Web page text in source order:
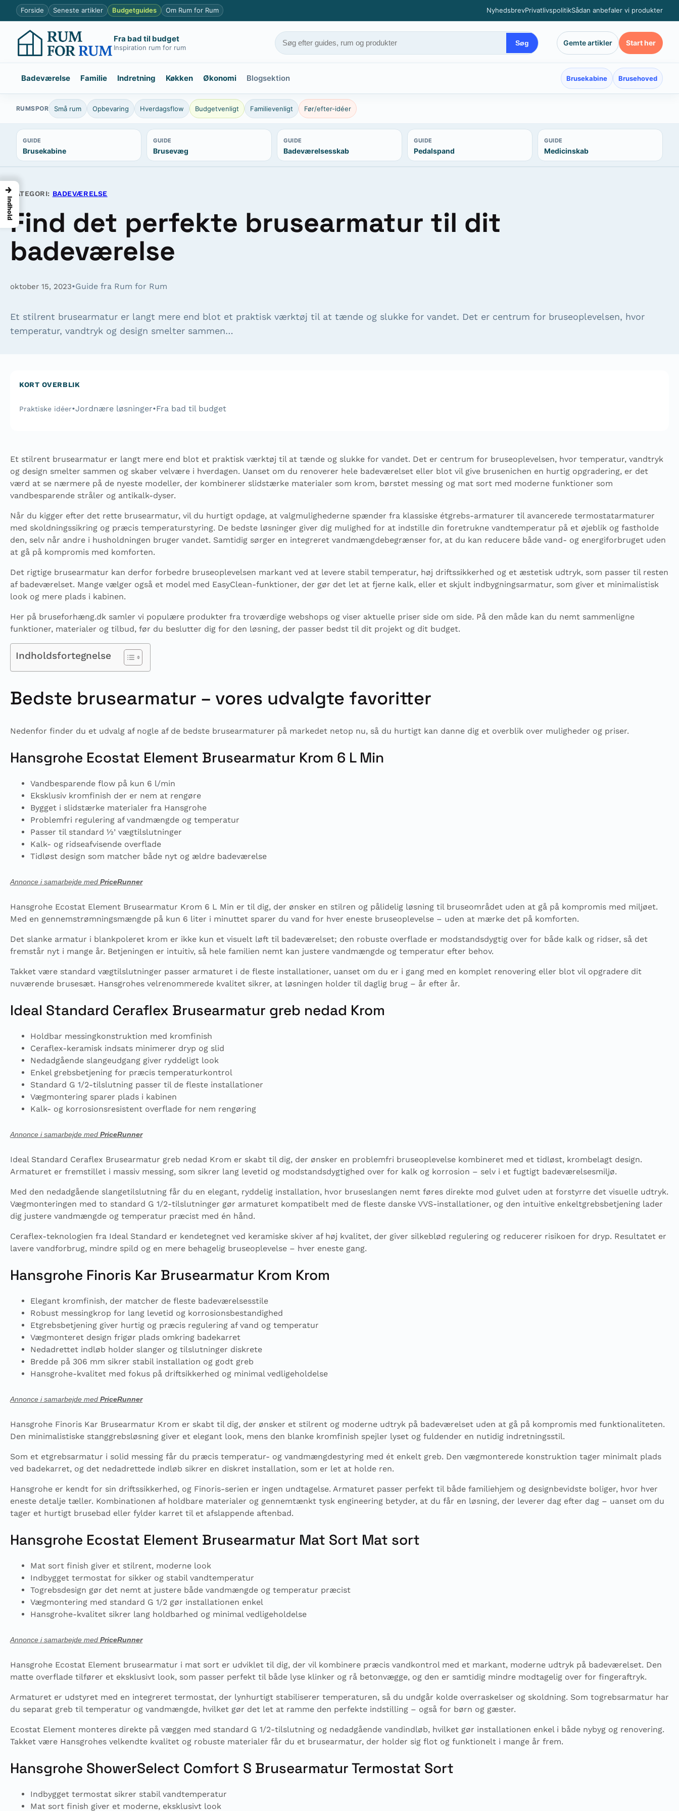
Spring
indhold
Forside Seneste artikler Budgetguides Om Rum for Rum NyhedsbrevPrivatlivspolitikSådan anbefaler vi produkter
Fra bad til budget
Inspiration rum for rum
Søg Gemte artikler Start her
Badeværelse Familie Indretning Køkken Økonomi Blogsektion Brusekabine Brusehoved
RUMSPOR Små rum Opbevaring Hverdagsflow Budgetvenligt Familievenligt Før/efter-idéer
GUIDE
Brusekabine
GUIDE
Brusevæg
GUIDE
Badeværelsesskab
GUIDE
Pedalspand
GUIDE
Medicinskab
KATEGORI: BADEVÆRELSE
Find det perfekte brusearmatur til dit
badeværelse
oktober 15, 2023•Guide fra Rum for Rum
Et stilrent brusearmatur er langt mere end blot et praktisk værktøj til at tænde og slukke for vandet. Det er centrum for bruseoplevelsen, hvor
temperatur, vandtryk og design smelter sammen…
KORT OVERBLIK
Praktiske idéer•Jordnære løsninger•Fra bad til budget
Et stilrent brusearmatur er langt mere end blot et praktisk værktøj til at tænde og slukke for vandet. Det er centrum for bruseoplevelsen, hvor temperatur, vandtryk
og design smelter sammen og skaber velvære i hverdagen. Uanset om du renoverer hele badeværelset eller blot vil give brusenichen en hurtig opgradering, er det
værd at se nærmere på de nyeste modeller, der kombinerer slidstærke materialer som krom, børstet messing og mat sort med moderne funktioner som
vandbesparende stråler og antikalk-dyser.
Når du kigger efter det rette brusearmatur, vil du hurtigt opdage, at valgmulighederne spænder fra klassiske étgrebs-armaturer til avancerede termostatarmaturer
med skoldningssikring og præcis temperaturstyring. De bedste løsninger giver dig mulighed for at indstille din foretrukne vandtemperatur på et øjeblik og fastholde
den, selv når andre i husholdningen bruger vandet. Samtidig sørger en integreret vandmængdebegrænser for, at du kan reducere både vand- og energiforbruget uden
at gå på kompromis med komforten.
Det rigtige brusearmatur kan derfor forbedre bruseoplevelsen markant ved at levere stabil temperatur, høj driftssikkerhed og et æstetisk udtryk, som passer til resten
af badeværelset. Mange vælger også et model med EasyClean-funktioner, der gør det let at fjerne kalk, eller et skjult indbygningsarmatur, som giver et minimalistisk
look og mere plads i kabinen.
Her på bruseforhæng.dk samler vi populære produkter fra troværdige webshops og viser aktuelle priser side om side. På den måde kan du nemt sammenligne
funktioner, materialer og tilbud, før du beslutter dig for den løsning, der passer bedst til dit projekt og dit budget.
Indholdsfortegnelse
Bedste brusearmatur – vores udvalgte favoritter
Nedenfor finder du et udvalg af nogle af de bedste brusearmaturer på markedet netop nu, så du hurtigt kan danne dig et overblik over muligheder og priser.
Hansgrohe Ecostat Element Brusearmatur Krom 6 L Min
Vandbesparende flow på kun 6 l/min
Eksklusiv kromfinish der er nem at rengøre
Bygget i slidstærke materialer fra Hansgrohe
Problemfri regulering af vandmængde og temperatur
Passer til standard ½’ vægtilslutninger
Kalk- og ridseafvisende overflade
Tidløst design som matcher både nyt og ældre badeværelse
Annonce i samarbejde med PriceRunner
Hansgrohe Ecostat Element Brusearmatur Krom 6 L Min er til dig, der ønsker en stilren og pålidelig løsning til bruseområdet uden at gå på kompromis med miljøet.
Med en gennemstrømningsmængde på kun 6 liter i minuttet sparer du vand for hver eneste bruseoplevelse – uden at mærke det på komforten.
Det slanke armatur i blankpoleret krom er ikke kun et visuelt løft til badeværelset; den robuste overflade er modstandsdygtig over for både kalk og ridser, så det
fremstår nyt i mange år. Betjeningen er intuitiv, så hele familien nemt kan justere vandmængde og temperatur efter behov.
Takket være standard vægtilslutninger passer armaturet i de fleste installationer, uanset om du er i gang med en komplet renovering eller blot vil opgradere dit
nuværende brusesæt. Hansgrohes velrenommerede kvalitet sikrer, at løsningen holder til daglig brug – år efter år.
Ideal Standard Ceraflex Brusearmatur greb nedad Krom
Holdbar messingkonstruktion med kromfinish
Ceraflex-keramisk indsats minimerer dryp og slid
Nedadgående slangeudgang giver ryddeligt look
Enkel grebsbetjening for præcis temperaturkontrol
Standard G 1/2-tilslutning passer til de fleste installationer
Vægmontering sparer plads i kabinen
Kalk- og korrosionsresistent overflade for nem rengøring
Annonce i samarbejde med PriceRunner
Ideal Standard Ceraflex Brusearmatur greb nedad Krom er skabt til dig, der ønsker en problemfri bruseoplevelse kombineret med et tidløst, krombelagt design.
Armaturet er fremstillet i massiv messing, som sikrer lang levetid og modstandsdygtighed over for kalk og korrosion – selv i et fugtigt badeværelsesmiljø.
Med den nedadgående slange­tilslutning får du en elegant, ryddelig installation, hvor bruseslangen nemt føres direkte mod gulvet uden at forstyrre det visuelle udtryk.
Vægmonteringen med to standard G 1/2-tilslutninger gør armaturet kompatibelt med de fleste danske VVS-installationer, og den intuitive enkeltgrebsbetjening lader
dig justere vandmængde og temperatur præcist med én hånd.
Ceraflex-teknologien fra Ideal Standard er kendetegnet ved keramiske skiver af høj kvalitet, der giver silkeblød regulering og reducerer risikoen for dryp. Resultatet er
lavere vandforbrug, mindre spild og en mere behagelig bruseoplevelse – hver eneste gang.
Hansgrohe Finoris Kar Brusearmatur Krom Krom
Elegant kromfinish, der matcher de fleste badeværelsesstile
Robust messingkrop for lang levetid og korrosionsbestandighed
Etgrebsbetjening giver hurtig og præcis regulering af vand og temperatur
Vægmonteret design frigør plads omkring badekarret
Nedadrettet indløb holder slanger og tilslutninger diskrete
Bredde på 306 mm sikrer stabil installation og godt greb
Hansgrohe-kvalitet med fokus på driftsikkerhed og minimal vedligeholdelse
Annonce i samarbejde med PriceRunner
Hansgrohe Finoris Kar Brusearmatur Krom er skabt til dig, der ønsker et stilrent og moderne udtryk på badeværelset uden at gå på kompromis med funktionaliteten.
Den minimalistiske stanggrebsløsning giver et elegant look, mens den blanke kromfinish spejler lyset og fuldender en nutidig indretningsstil.
Som et etgrebsarmatur i solid messing får du præcis temperatur- og vandmængdestyring med ét enkelt greb. Den vægmonterede konstruktion tager minimalt plads
ved badekarret, og det nedadrettede indløb sikrer en diskret installation, som er let at holde ren.
Hansgrohe er kendt for sin driftssikkerhed, og Finoris-serien er ingen undtagelse. Armaturet passer perfekt til både familiehjem og designbevidste boliger, hvor hver
eneste detalje tæller. Kombinationen af holdbare materialer og gennemtænkt tysk engineering betyder, at du får en løsning, der leverer dag efter dag – uanset om du
tager et hurtigt brusebad eller fylder karret til et afslappende aftenbad.
Hansgrohe Ecostat Element Brusearmatur Mat Sort Mat sort
Mat sort finish giver et stilrent, moderne look
Indbygget termostat for sikker og stabil vandtemperatur
Togrebsdesign gør det nemt at justere både vandmængde og temperatur præcist
Vægmontering med standard G 1/2 gør installationen enkel
Hansgrohe-kvalitet sikrer lang holdbarhed og minimal vedligeholdelse
Annonce i samarbejde med PriceRunner
Hansgrohe Ecostat Element brusearmatur i mat sort er udviklet til dig, der vil kombinere præcis vandkontrol med et markant, moderne udtryk på badeværelset. Den
matte overflade tilfører et eksklusivt look, som passer perfekt til både lyse klinker og rå betonvægge, og den er samtidig mindre modtagelig over for fingeraftryk.
Armaturet er udstyret med en integreret termostat, der lynhurtigt stabiliserer temperaturen, så du undgår kolde overraskelser og skoldning. Som togrebsarmatur har
du separat greb til temperatur og vandmængde, hvilket gør det let at ramme den perfekte indstilling – også for børn og gæster.
Ecostat Element monteres direkte på væggen med standard G 1/2-tilslutning og nedadgående vandindløb, hvilket gør installationen enkel i både nybyg og renovering.
Takket være Hansgrohes velkendte kvalitet og robuste materialer får du et brusearmatur, der holder sig flot og funktionelt i mange år frem.
Hansgrohe ShowerSelect Comfort S Brusearmatur Termostat Sort
Indbygget termostat sikrer stabil vandtemperatur
Mat sort finish giver et moderne, eksklusivt look
→
Indhold